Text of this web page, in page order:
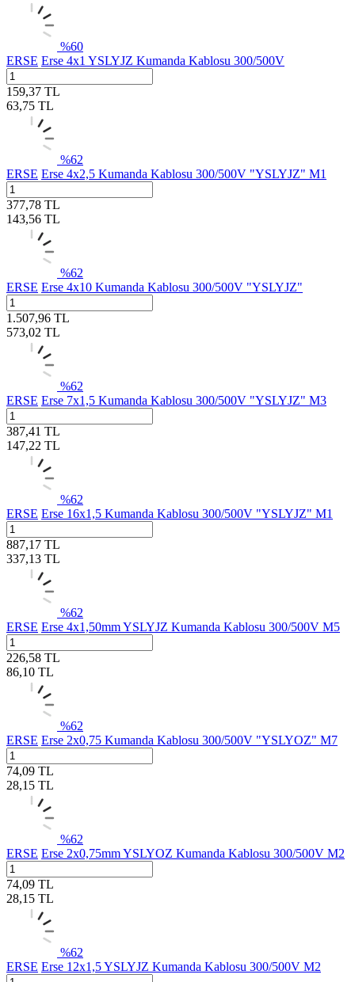
%60
ERSE Erse 4x1 YSLYJZ Kumanda Kablosu 300/500V
159,37 TL
63,75 TL
%62
ERSE Erse 4x2,5 Kumanda Kablosu 300/500V "YSLYJZ" M1
377,78 TL
143,56 TL
%62
ERSE Erse 4x10 Kumanda Kablosu 300/500V "YSLYJZ"
1.507,96 TL
573,02 TL
%62
ERSE Erse 7x1,5 Kumanda Kablosu 300/500V "YSLYJZ" M3
387,41 TL
147,22 TL
%62
ERSE Erse 16x1,5 Kumanda Kablosu 300/500V "YSLYJZ" M1
887,17 TL
337,13 TL
%62
ERSE Erse 4x1,50mm YSLYJZ Kumanda Kablosu 300/500V M5
226,58 TL
86,10 TL
%62
ERSE Erse 2x0,75 Kumanda Kablosu 300/500V "YSLYOZ" M7
74,09 TL
28,15 TL
%62
ERSE Erse 2x0,75mm YSLYOZ Kumanda Kablosu 300/500V M2
74,09 TL
28,15 TL
%62
ERSE Erse 12x1,5 YSLYJZ Kumanda Kablosu 300/500V M2